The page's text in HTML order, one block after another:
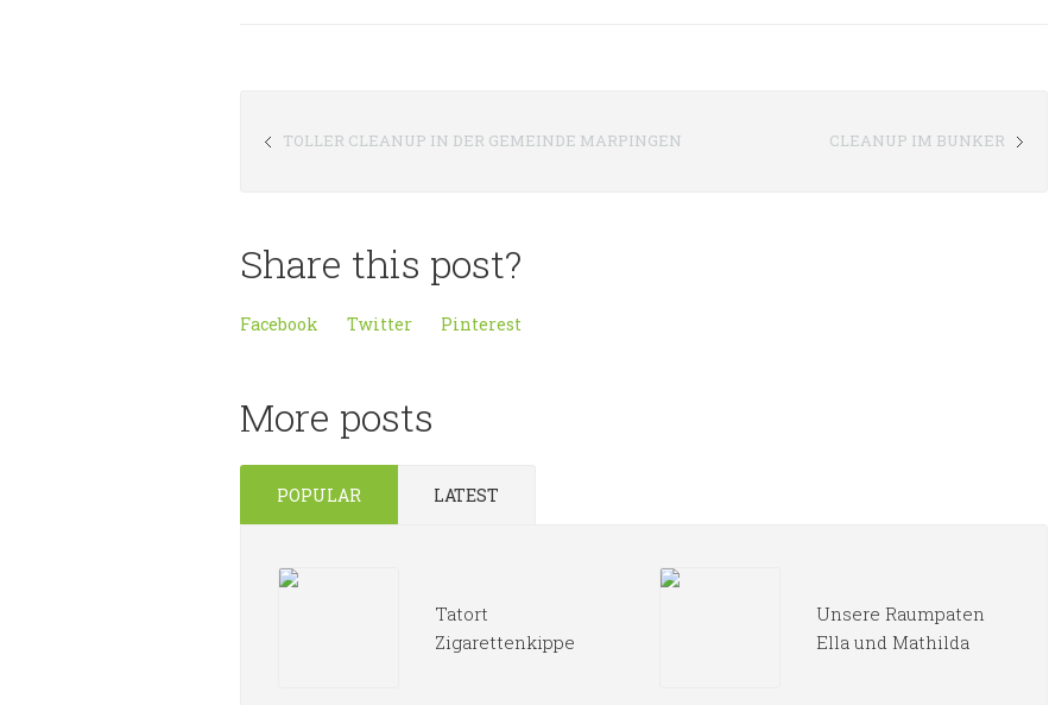
CLEANUP IM BUNKER
TOLLER CLEANUP IN DER GEMEINDE MARPINGEN
Share this post?
Facebook Twitter Pinterest
More posts
POPULAR LATEST
Tatort
Zigarettenkippe
Unsere Raumpaten
Ella und Mathilda